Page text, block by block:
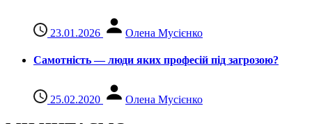
23.01.2026 Олена Мусієнко
Самотність — люди яких професій під загрозою?
25.02.2020 Олена Мусієнко